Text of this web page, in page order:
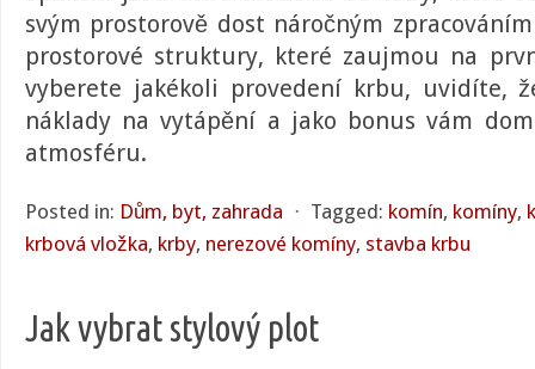
svým prostorově dost náročným
prostorové struktury, které zaujmou na
vyberete jakékoli provedení krbu, uvidíte,
náklady na vytápění a jako bonus vám
atmosféru.
Posted in: Dům, byt, zahrada ⋅ Tagged: komín, komíny,
krbová vložka, krby, nerezové komíny, stavba krbu
Jak vybrat stylový plot